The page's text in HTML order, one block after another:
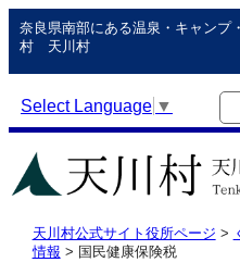
奈良県南部にある温泉・キャンプ
村 天川村
Select Language ▼
天川村公式サイト役所ページ >
情報 > 国民健康保険税